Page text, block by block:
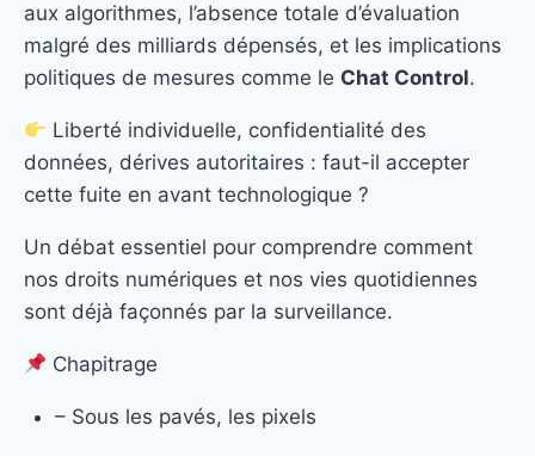
aux algorithmes, l’absence totale d’évaluation
malgré des milliards dépensés, et les implications
politiques de mesures comme le Chat Control.
Liberté individuelle, confidentialité des
données, dérives autoritaires : faut-il accepter
cette fuite en avant technologique ?
Un débat essentiel pour comprendre comment
nos droits numériques et nos vies quotidiennes
sont déjà façonnés par la surveillance.
Chapitrage
– Sous les pavés, les pixels